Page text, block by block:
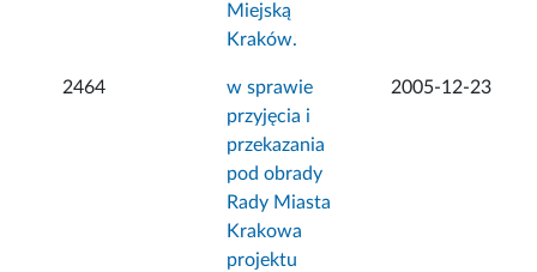
Miejską
Kraków.
2464
w sprawie
przyjęcia i
przekazania
pod obrady
Rady Miasta
Krakowa
projektu
2005-12-23